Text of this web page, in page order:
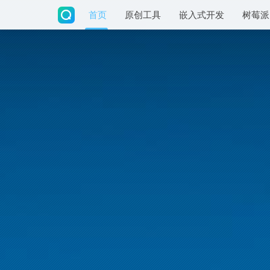
首页 原创工具 嵌入式开发 树莓派